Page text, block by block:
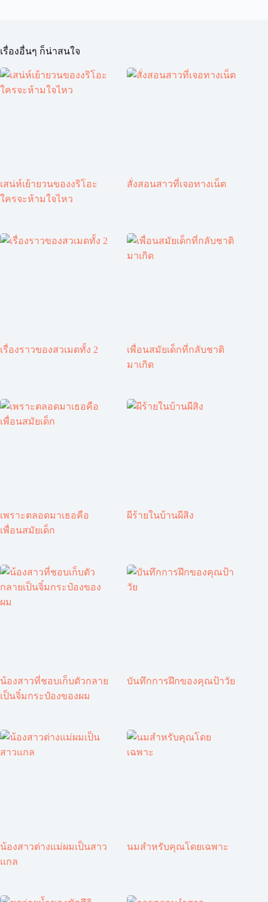
เรื่องอื่นๆ ก็น่าสนใจ
เสน่ห์เย้ายวนของงริโอะ
ใครจะห้ามใจไหว
สั่งสอนสาวที่เจอทางเน็ต
เรื่องราวของสวเมดทั้ง 2
เพื่อนสมัยเด็กที่กลับชาติ
มาเกิด
เพราะตลอดมาเธอคือ
เพื่อนสมัยเด็ก
ผีร้ายในบ้านผีสิง
น้องสาวที่ชอบเก็บตัวกลาย
เป็นจิ๋มกระป๋องของผม
บันทึกการฝึกของคุณป้าวัย
น้องสาวต่างแม่ผมเป็นสาว
แกล
นมสำหรับคุณโดยเฉพาะ